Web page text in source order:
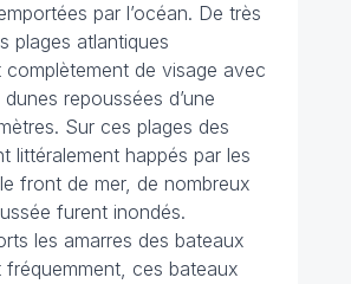
par l’océan. De très
plages atlantiques
complètement de visage avec
repoussées d’une
Sur ces plages des
littéralement happés par les
front de mer, de nombreux
furent inondés.
les amarres des bateaux
fréquemment, ces bateaux